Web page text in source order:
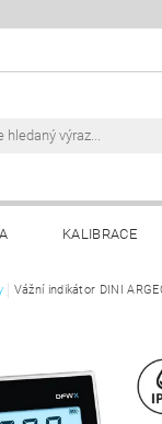
KALIBRACE
Vážní indikátor DINI